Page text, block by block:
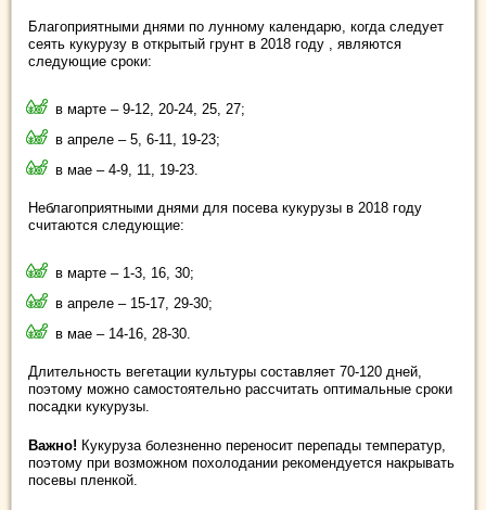
Благоприятными днями по лунному календарю, когда следует
сеять кукурузу в открытый грунт в 2018 году , являются
следующие сроки:
в марте – 9-12, 20-24, 25, 27;
в апреле – 5, 6-11, 19-23;
в мае – 4-9, 11, 19-23.
Неблагоприятными днями для посева кукурузы в 2018 году
считаются следующие:
в марте – 1-3, 16, 30;
в апреле – 15-17, 29-30;
в мае – 14-16, 28-30.
Длительность вегетации культуры составляет 70-120 дней,
поэтому можно самостоятельно рассчитать оптимальные сроки
посадки кукурузы.
Важно! Кукуруза болезненно переносит перепады температур,
поэтому при возможном похолодании рекомендуется накрывать
посевы пленкой.